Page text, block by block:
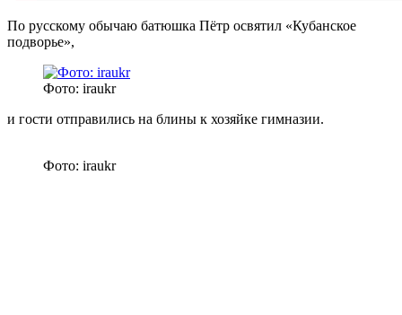
По русскому обычаю батюшка Пётр освятил «Кубанское
подворье»,
Фото: iraukr
и гости отправились на блины к хозяйке гимназии.
Фото: iraukr